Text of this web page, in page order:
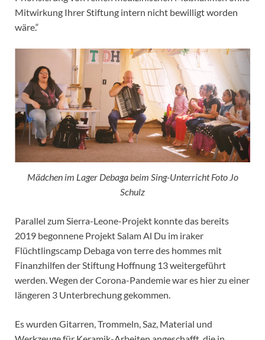
Mitwirkung Ihrer Stiftung intern nicht bewilligt worden
wäre.“
Mädchen im Lager Debaga beim Sing-Unterricht Foto Jo
Schulz
Parallel zum Sierra-Leone-Projekt konnte das bereits
2019 begonnene Projekt Salam Al Du im iraker
Flüchtlingscamp Debaga von terre des hommes mit
Finanzhilfen der Stiftung Hoffnung 13 weitergeführt
werden. Wegen der Corona-Pandemie war es hier zu einer
längeren 3 Unterbrechung gekommen.
Es wurden Gitarren, Trommeln, Saz, Material und